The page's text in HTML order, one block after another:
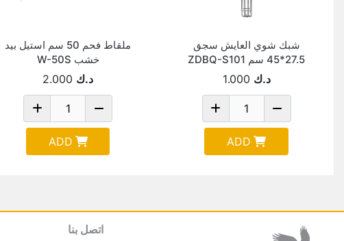
شبك شوي العايش سجق
27.5*45 سم ZDBQ-S101
د.ك 1.000
ADD
ملقاط فحم 50 سم استيل بيد
خشب W-50S
د.ك 2.000
ADD
اتصل بنا